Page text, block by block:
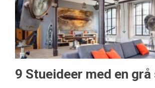
9 Stueideer med en